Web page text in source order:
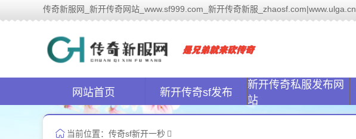
传奇新服网_新开传奇网站_www.sf999.com_新开传奇新服_zhaosf.com|www.ulga.cn
网站首页 新开传奇sf发布
新开传奇私服发布网
站
当前位置： 传奇sf新开一秒